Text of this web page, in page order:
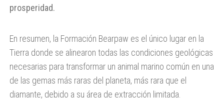
prosperidad.
En resumen, la Formación Bearpaw es el único lugar en la
Tierra donde se alinearon todas las condiciones geológicas
necesarias para transformar un animal marino común en una
de las gemas más raras del planeta, más rara que el
diamante, debido a su área de extracción limitada.